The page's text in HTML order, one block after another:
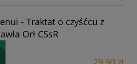
- Traktat o czyśćcu z
Orł CSsR